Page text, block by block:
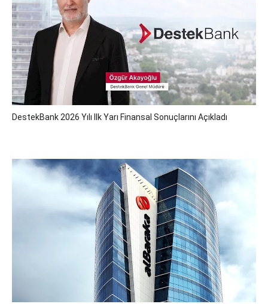
DestekBank 2026 Yılı Ilk Yarı Finansal Sonuçlarını Açıkladı